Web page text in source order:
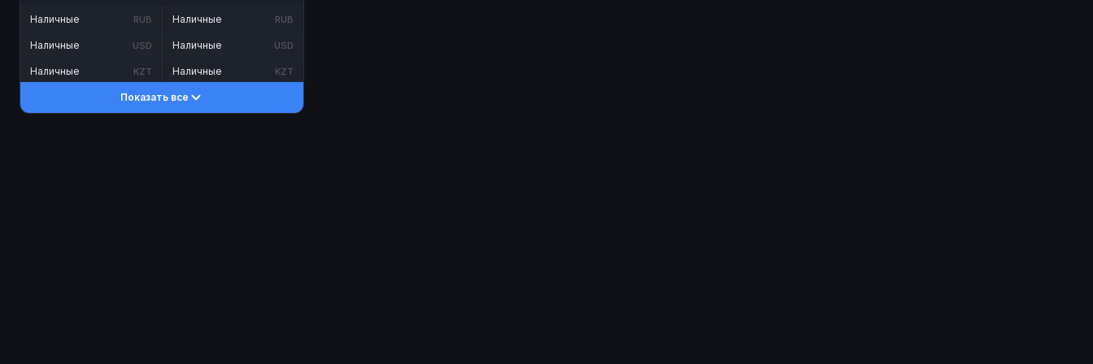
Наличные RUB
Наличные USD
Наличные KZT
Наличные RUB
Наличные USD
Наличные KZT
Показать все